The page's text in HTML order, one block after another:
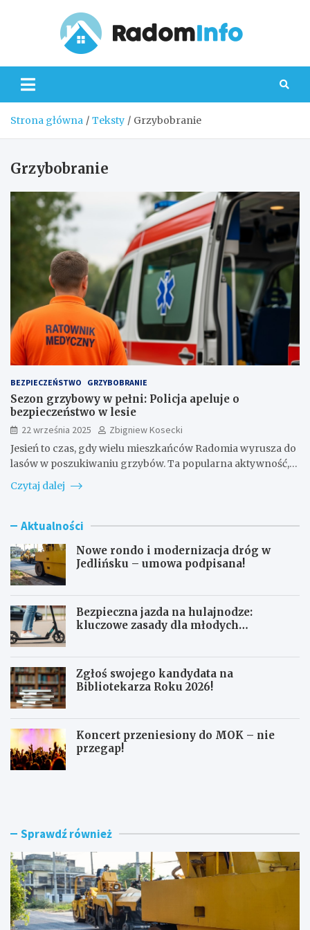
Strona główna Teksty Grzybobranie
Grzybobranie
BEZPIECZEŃSTWO GRZYBOBRANIE
Sezon grzybowy w pełni: Policja apeluje o
bezpieczeństwo w lesie
22 września 2025
Zbigniew Kosecki
Jesień to czas, gdy wielu mieszkańców Radomia wyrusza do
lasów w poszukiwaniu grzybów. Ta popularna aktywność,…
Czytaj dalej
Aktualności
Nowe rondo i modernizacja dróg w
Jedlińsku – umowa podpisana!
Bezpieczna jazda na hulajnodze:
kluczowe zasady dla młodych
Zgłoś swojego kandydata na
Bibliotekarza Roku 2026!
Koncert przeniesiony do MOK – nie
przegap!
N
o
d
o
i
m
o
d
B
e
z
n
a
j
a
z
Sprawdź również